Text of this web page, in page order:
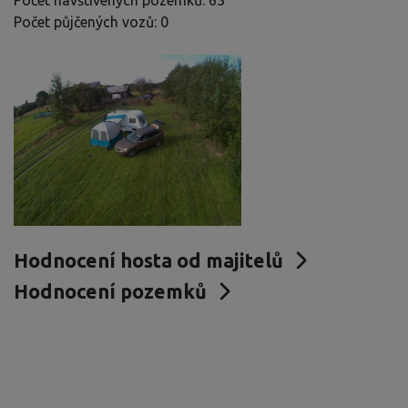
Počet půjčených vozů: 0
Hodnocení hosta od majitelů
Hodnocení pozemků